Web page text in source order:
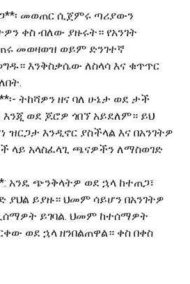
መወጠር ሲጀምሩ ጣሪያውን
ቀስ ብለው ያዙሩት። የአንገት
መወዛወዝ ወይም ድንገተኛ
እንቅስቃሴው ለስላሳ እና ቁጥጥር
ትከሻዎን ዘና ባለ ሁኔታ ወደ ታች
ወደ ጆሮዎ ጎበኘ አይደለም። ይህ
እንዲኖር ያስችላል እና በአንገትዎ
ላይ አላስፈላጊ ጫናዎችን ለማስወገድ
አንዴ ጭንቅላትዎ ወደ ኋላ ከተጠጋ፣
ያህል ይያዙ። ህመም ሳይሆን በአንገትዎ
ይገባል. ህመም ከተሰማዎት
ወደ ኋላ ዘንበልጠዋል። ቀስ በቀስ